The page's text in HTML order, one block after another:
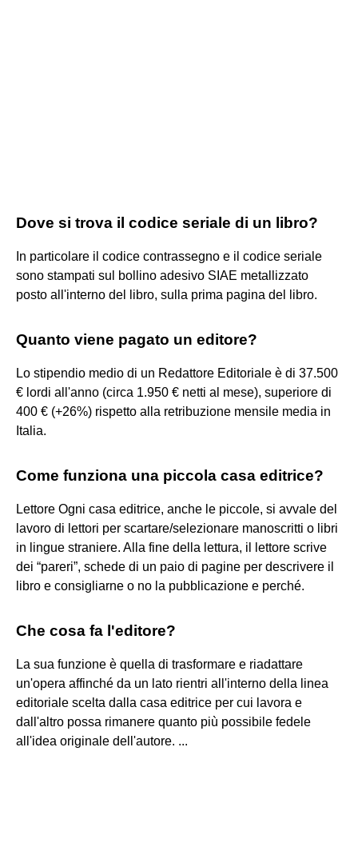
Dove si trova il codice seriale di un libro?
In particolare il codice contrassegno e il codice seriale
sono stampati sul bollino adesivo SIAE metallizzato
posto all'interno del libro, sulla prima pagina del libro.
Quanto viene pagato un editore?
Lo stipendio medio di un Redattore Editoriale è di 37.500
€ lordi all'anno (circa 1.950 € netti al mese), superiore di
400 € (+26%) rispetto alla retribuzione mensile media in
Italia.
Come funziona una piccola casa editrice?
Lettore Ogni casa editrice, anche le piccole, si avvale del
lavoro di lettori per scartare/selezionare manoscritti o libri
in lingue straniere. Alla fine della lettura, il lettore scrive
dei “pareri”, schede di un paio di pagine per descrivere il
libro e consigliarne o no la pubblicazione e perché.
Che cosa fa l'editore?
La sua funzione è quella di trasformare e riadattare
un'opera affinché da un lato rientri all'interno della linea
editoriale scelta dalla casa editrice per cui lavora e
dall'altro possa rimanere quanto più possibile fedele
all'idea originale dell'autore. ...